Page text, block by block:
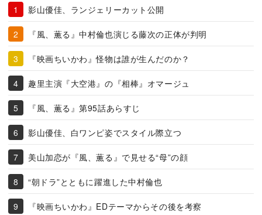
影山優佳、ランジェリーカット公開
『風、薫る』中村倫也演じる藤次の正体が判明
『映画ちいかわ』怪物は誰が生んだのか？
趣里主演『大空港』の『相棒』オマージュ
『風、薫る』第95話あらすじ
影山優佳、白ワンピ姿でスタイル際立つ
美山加恋が『風、薫る』で見せる“母”の顔
“朝ドラ”とともに躍進した中村倫也
『映画ちいかわ』EDテーマからその後を考察